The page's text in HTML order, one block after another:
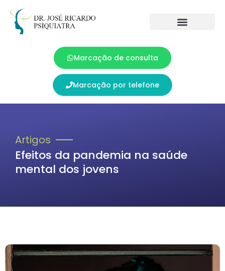
Marcação de consulta
Marcação por telefone
Artigos
Efeitos da pandemia na saúde
mental dos jovens